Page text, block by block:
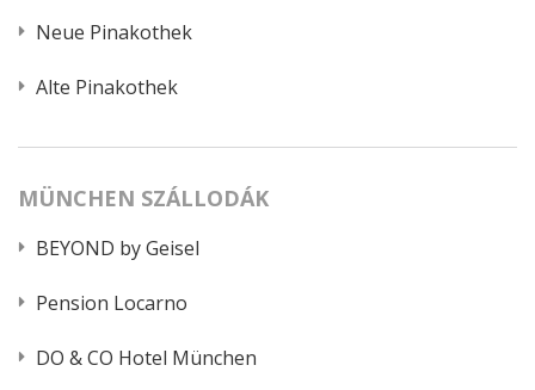
Neue Pinakothek
Alte Pinakothek
MÜNCHEN SZÁLLODÁK
BEYOND by Geisel
Pension Locarno
DO & CO Hotel München